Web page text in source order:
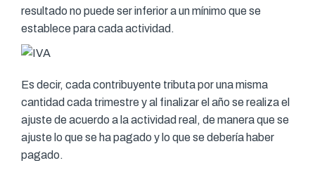
resultado no puede ser inferior a un mínimo que se
establece para cada actividad.
Es decir, cada contribuyente tributa por una misma
cantidad cada trimestre y al finalizar el año se realiza el
ajuste de acuerdo a la actividad real, de manera que se
ajuste lo que se ha pagado y lo que se debería haber
pagado.